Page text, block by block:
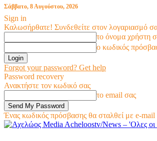
Σάββατο, 8 Αυγούστου, 2026
Sign in
Καλωσήρθατε! Συνδεθείτε στον λογαριασμό
το όνομα χρήστη
ο κωδικός
Forgot your password? Get help
Password recovery
Ανακτήστε τον κωδικό σας
το email σας
Ένας κωδικός πρόσβασης θα σταλθεί με e-mail
Acheloostv/News – 'Ολες οι